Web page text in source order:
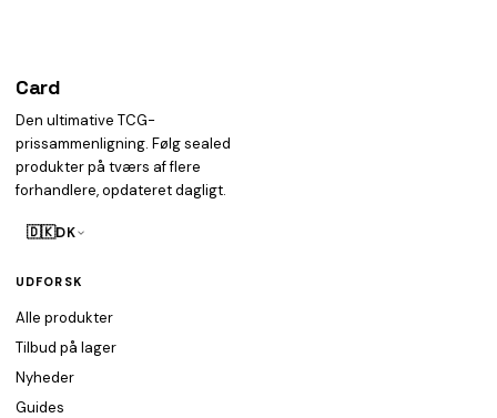
Card
Den ultimative TCG-
prissammenligning. Følg sealed
produkter på tværs af flere
forhandlere, opdateret dagligt.
🇩🇰DK
UDFORSK
Alle produkter
Tilbud på lager
Nyheder
Guides